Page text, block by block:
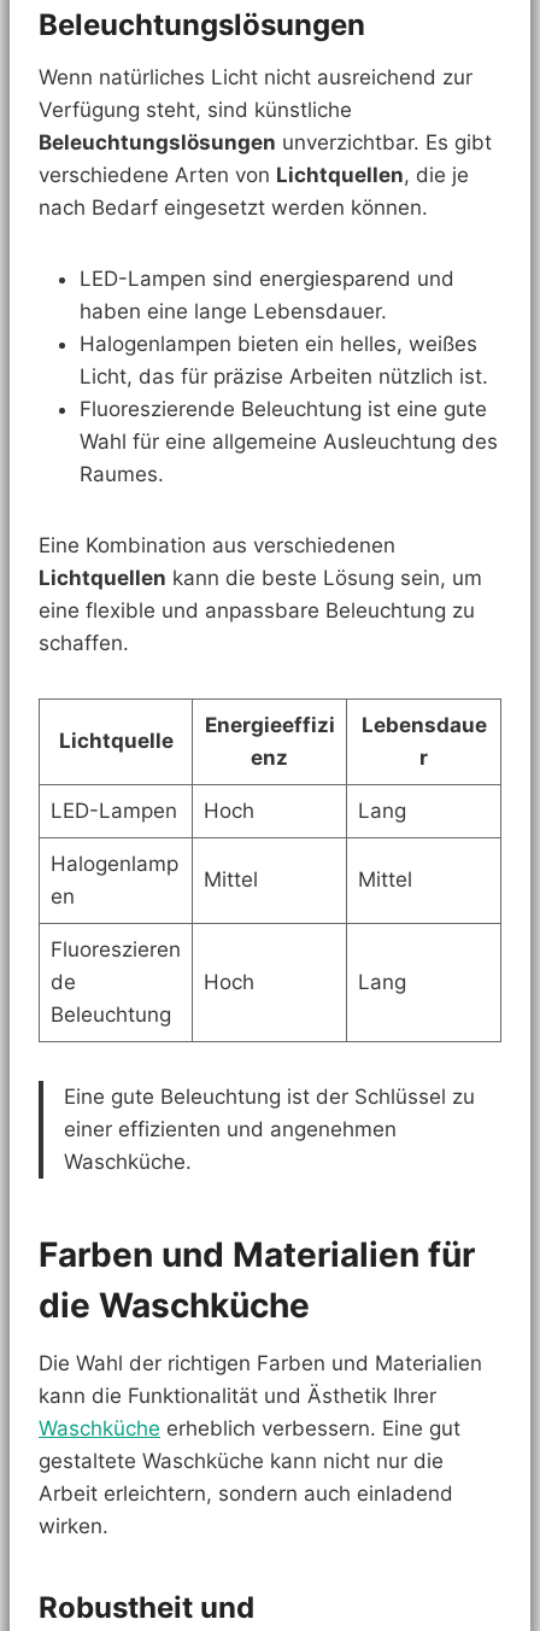
Beleuchtungslösungen
Wenn natürliches Licht nicht ausreichend zur
Verfügung steht, sind künstliche
Beleuchtungslösungen unverzichtbar. Es gibt
verschiedene Arten von Lichtquellen, die je
nach Bedarf eingesetzt werden können.
LED-Lampen sind energiesparend und
haben eine lange Lebensdauer.
Halogenlampen bieten ein helles, weißes
Licht, das für präzise Arbeiten nützlich ist.
Fluoreszierende Beleuchtung ist eine gute
Wahl für eine allgemeine Ausleuchtung des
Raumes.
Eine Kombination aus verschiedenen
Lichtquellen kann die beste Lösung sein, um
eine flexible und anpassbare Beleuchtung zu
schaffen.
Lichtquelle
Energieeffizi
enz
Lebensdaue
r
LED-Lampen Hoch Lang
Halogenlamp
en
Mittel Mittel
Fluoreszieren
de
Beleuchtung
Hoch Lang
Eine gute Beleuchtung ist der Schlüssel zu
einer effizienten und angenehmen
Waschküche.
Farben und Materialien für
die Waschküche
Die Wahl der richtigen Farben und Materialien
kann die Funktionalität und Ästhetik Ihrer
Waschküche erheblich verbessern. Eine gut
gestaltete Waschküche kann nicht nur die
Arbeit erleichtern, sondern auch einladend
wirken.
Robustheit und